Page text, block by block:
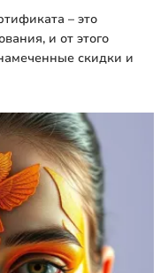
– это
и от этого
скидки и